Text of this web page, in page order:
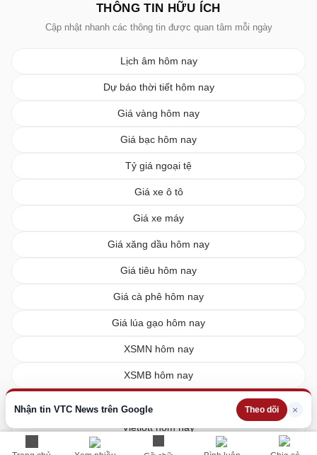
Nhận tin VTC News trên Google Theo dõi ×
THÔNG TIN HỮU ÍCH
Cập nhật nhanh các thông tin được quan tâm mỗi ngày
Lịch âm hôm nay
Dự báo thời tiết hôm nay
Giá vàng hôm nay
Giá bạc hôm nay
Tỷ giá ngoại tệ
Giá xe ô tô
Giá xe máy
Giá xăng dầu hôm nay
Giá tiêu hôm nay
Giá cà phê hôm nay
Giá lúa gạo hôm nay
XSMN hôm nay
XSMB hôm nay
Vietlott hôm nay